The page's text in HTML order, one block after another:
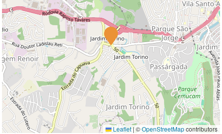
Leaflet | ©OpenStreetMapcontributors